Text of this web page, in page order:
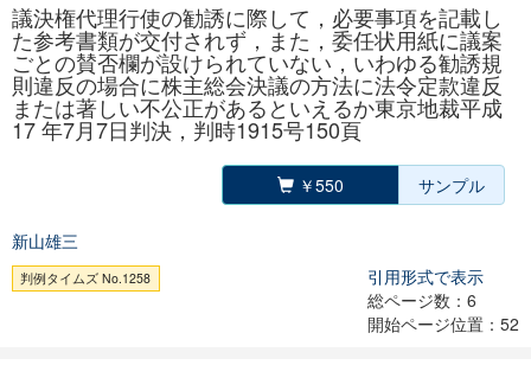
議決権代理行使の勧誘に際して，必要事項を記載し
た参考書類が交付されず，また，委任状用紙に議案
ごとの賛否欄が設けられていない，いわゆる勧誘規
則違反の場合に株主総会決議の方法に法令定款違反
または著しい不公正があるといえるか東京地裁平成
17 年7月7日判決，判時1915号150頁
￥550 サンプル
新山雄三
判例タイムズ No.1258
引用形式で表示
総ページ数：6
開始ページ位置：52